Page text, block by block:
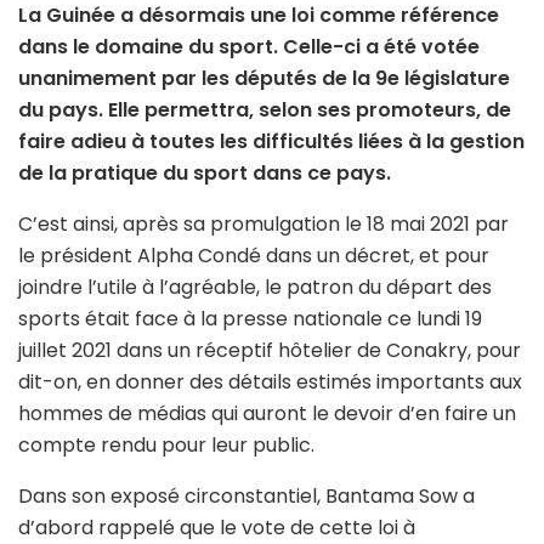
La Guinée a désormais une loi comme référence
dans le domaine du sport. Celle-ci a été votée
unanimement par les députés de la 9e législature
du pays. Elle permettra, selon ses promoteurs, de
faire adieu à toutes les difficultés liées à la gestion
de la pratique du sport dans ce pays.
C’est ainsi, après sa promulgation le 18 mai 2021 par
le président Alpha Condé dans un décret, et pour
joindre l’utile à l’agréable, le patron du départ des
sports était face à la presse nationale ce lundi 19
juillet 2021 dans un réceptif hôtelier de Conakry, pour
dit-on, en donner des détails estimés importants aux
hommes de médias qui auront le devoir d’en faire un
compte rendu pour leur public.
Dans son exposé circonstantiel, Bantama Sow a
d’abord rappelé que le vote de cette loi à